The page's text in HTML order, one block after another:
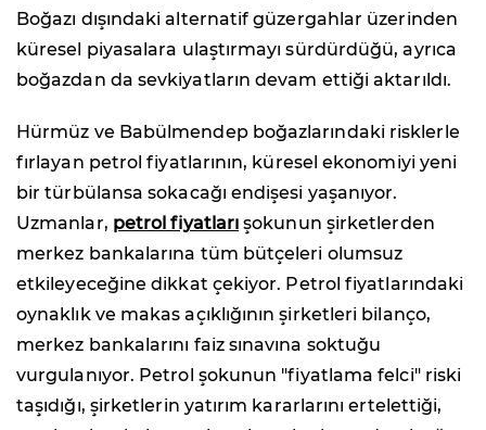
Boğazı dışındaki alternatif güzergahlar üzerinden
küresel piyasalara ulaştırmayı sürdürdüğü, ayrıca
boğazdan da sevkiyatların devam ettiği aktarıldı.
Hürmüz ve Babülmendep boğazlarındaki risklerle
fırlayan petrol fiyatlarının, küresel ekonomiyi yeni
bir türbülansa sokacağı endişesi yaşanıyor.
Uzmanlar, petrol fiyatları şokunun şirketlerden
merkez bankalarına tüm bütçeleri olumsuz
etkileyeceğine dikkat çekiyor. Petrol fiyatlarındaki
oynaklık ve makas açıklığının şirketleri bilanço,
merkez bankalarını faiz sınavına soktuğu
vurgulanıyor. Petrol şokunun "fiyatlama felci" riski
taşıdığı, şirketlerin yatırım kararlarını ertelettiği,